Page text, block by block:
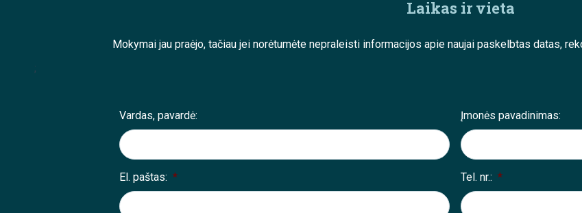
Laikas ir vieta
Mokymai jau praėjo, tačiau jei norėtumėte nepraleisti informacijos apie naujai paskelbtas datas,
;
Vardas, pavardė: Įmonės pavadinimas:
El. paštas: * Tel. nr.: *